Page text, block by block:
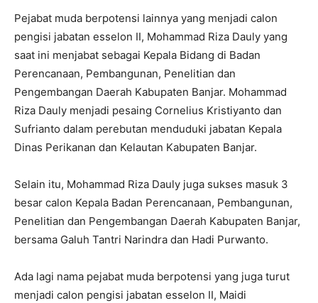
Pejabat muda berpotensi lainnya yang menjadi calon
pengisi jabatan esselon II, Mohammad Riza Dauly yang
saat ini menjabat sebagai Kepala Bidang di Badan
Perencanaan, Pembangunan, Penelitian dan
Pengembangan Daerah Kabupaten Banjar. Mohammad
Riza Dauly menjadi pesaing Cornelius Kristiyanto dan
Sufrianto dalam perebutan menduduki jabatan Kepala
Dinas Perikanan dan Kelautan Kabupaten Banjar.
Selain itu, Mohammad Riza Dauly juga sukses masuk 3
besar calon Kepala Badan Perencanaan, Pembangunan,
Penelitian dan Pengembangan Daerah Kabupaten Banjar,
bersama Galuh Tantri Narindra dan Hadi Purwanto.
Ada lagi nama pejabat muda berpotensi yang juga turut
menjadi calon pengisi jabatan esselon II, Maidi